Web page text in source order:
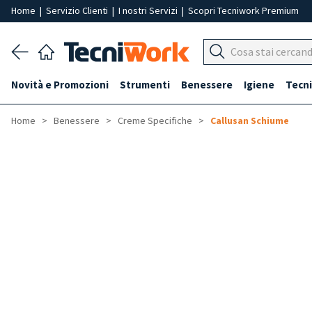
Home | Servizio Clienti | I nostri Servizi | Scopri Tecniwork Premium
Novità e Promozioni Strumenti Benessere Igiene
Home Benessere Creme Specifiche Callusan Schiume